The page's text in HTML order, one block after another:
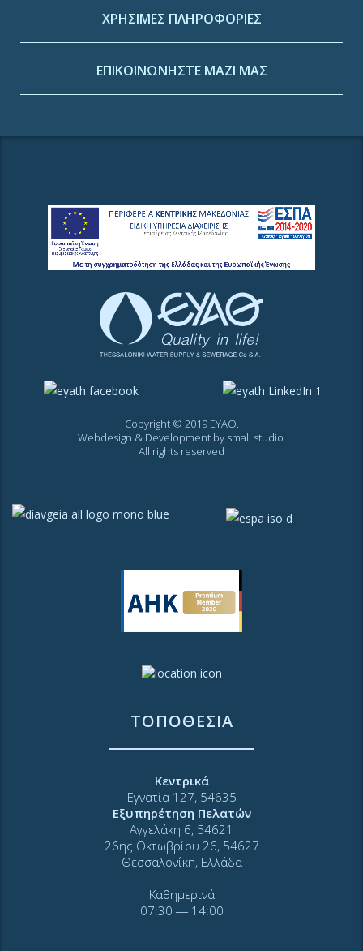
ΧΡΗΣΙΜΕΣ ΠΛΗΡΟΦΟΡΙΕΣ
ΕΠΙΚΟΙΝΩΝΗΣΤΕ ΜΑΖΙ ΜΑΣ
Copyright © 2019 ΕΥΑΘ.
Webdesign & Development by small studio
All rights reserved
ΤΟΠΟΘΕΣΙΑ
Κεντρικά
Εγνατία 127, 54635
Εξυπηρέτηση Πελατών
Αγγελάκη 6, 54621
26ης Οκτωβρίου 26, 54627
Θεσσαλονίκη, Ελλάδα
Καθημερινά
07:30 ― 14:00